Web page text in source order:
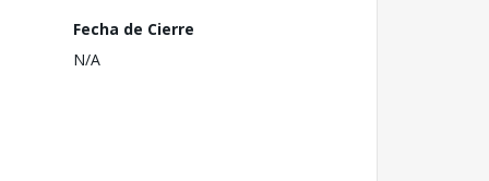
Fecha de Cierre
N/A